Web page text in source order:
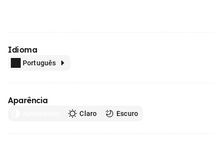
Idioma
Português
Aparência
Claro Escuro